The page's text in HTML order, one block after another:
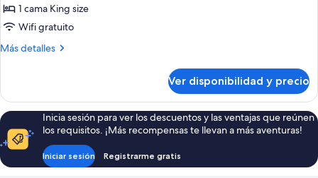
(Microwave
&
Refrigerator)
Habitación
individual
1 cama King size
Wifi gratuito
Más detalles
Más
individual
estándar
Ver disponibilidad y precio
Inicia sesión para ver los descuentos y las ventajas que reúnen
los requisitos. ¡Más recompensas te llevan a más aventuras!
Iniciar sesión Registrarme gratis